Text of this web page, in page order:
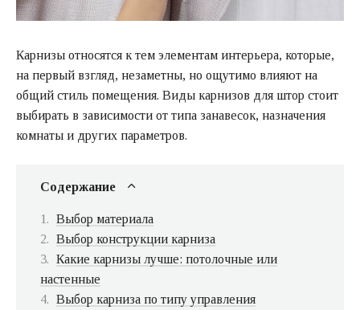
Карнизы относятся к тем элементам интерьера, которые,
на первый взгляд, незаметны, но ощутимо влияют на
общий стиль помещения. Виды карнизов для штор стоит
выбирать в зависимости от типа занавесок, назначения
комнаты и других параметров.
Содержание
Выбор материала
Выбор конструкции карниза
Какие карнизы лучше: потолочные или
настенные
Выбор карниза по типу управления